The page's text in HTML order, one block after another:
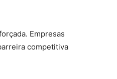
Empresas
competitiva